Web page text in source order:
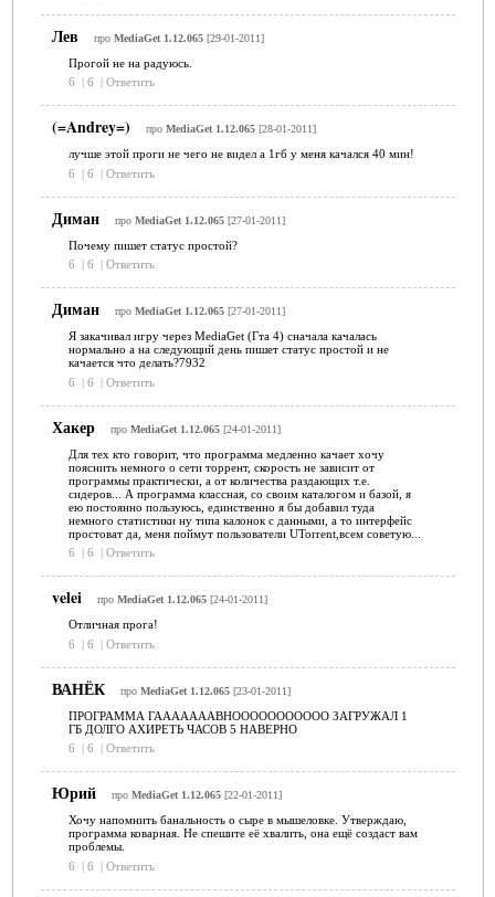
Лев про MediaGet 1.12.065[29-01-2011]
Прогой не на радуюсь.
6
| 6 | Ответить
(=Andrey=) про MediaGet 1.12.065[28-01-2011]
лучше этой проги не чего не видел а 1гб у меня качался 40 мин!
6
| 6 | Ответить
Диман про MediaGet 1.12.065[27-01-2011]
Почему пишет статус простой?
6
| 6 | Ответить
Диман про MediaGet 1.12.065[27-01-2011]
Я закачивал игру через MediaGet (Гта 4) сначала качалась
нормально а на следующий день пишет статус простой и не
качается что делать?7932
6
| 6 | Ответить
Хакер про MediaGet 1.12.065[24-01-2011]
Для тех кто говорит, что программа медленно качает хочу
пояснить немного о сети торрент, скорость не зависит от
программы практически, а от количества раздающих т.е.
сидеров... А программа классная, со своим каталогом и базой, я
ею постоянно пользуюсь, единственно я бы добавил туда
немного статистики ну типа калонок с данными, а то интерфейс
простоват да, меня поймут пользователи UTorrent,всем советую...
6
| 6 | Ответить
velei про MediaGet 1.12.065[24-01-2011]
Отличная прога!
6
| 6 | Ответить
ВАНЁК про MediaGet 1.12.065[23-01-2011]
ПРОГРАММА ГАААААААВНООООООООООО ЗАГРУЖАЛ 1
ГБ ДОЛГО АХИРЕТЬ ЧАСОВ 5 НАВЕРНО
6
| 6 | Ответить
Юрий про MediaGet 1.12.065[22-01-2011]
Хочу напомнить банальность о сыре в мышеловке. Утверждаю,
программа коварная. Не спешите её хвалить, она ещё создаст вам
проблемы.
6
| 6 | Ответить